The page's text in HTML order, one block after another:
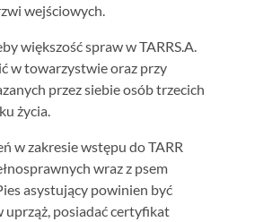
wejściowych.
większość spraw w TARRS.A.
w towarzystwie oraz przy
przez siebie osób trzecich
życia.
w zakresie wstępu do TARR
wraz z psem
asystujący powinien być
uprząż, posiadać certyfikat